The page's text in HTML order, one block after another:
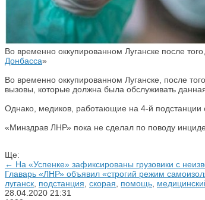
Во временно оккупированном Луганске после
Донбасса»
Во временно оккупированном Луганске, после
вызовы, которые должна была обслуживать
Однако, медиков, работающие на 4-й подстанции
«Минздрав ЛНР» пока не сделал по поводу
Ще:
← На «Успенке» зафиксированы грузовики с
Главарь «ЛНР» объявил «строгий режим
луганск подстанция скорая помощь
28.04.2020 21:31